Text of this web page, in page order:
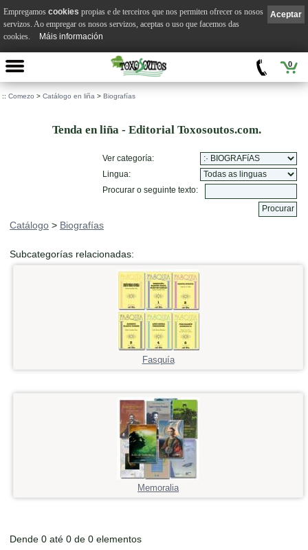
0
:: Comezo > Catálogo en liña > Biografías
Tenda en liña - Editorial Toxosoutos.com.
Ver categoría:
Lingua:
Procurar o seguinte texto:
Catálogo > Biografías
Subcategorías relacionadas:
Fasquía
Memoralia
Dende 0 até 0 de 0 elementos
Aceptar
Empregamos cookies propias e de terceiros que nos permiten ofrecer os nosos
servizos. Ao empregar os nosos servizos, aceptas o uso que facemos das
cookies.
Máis información